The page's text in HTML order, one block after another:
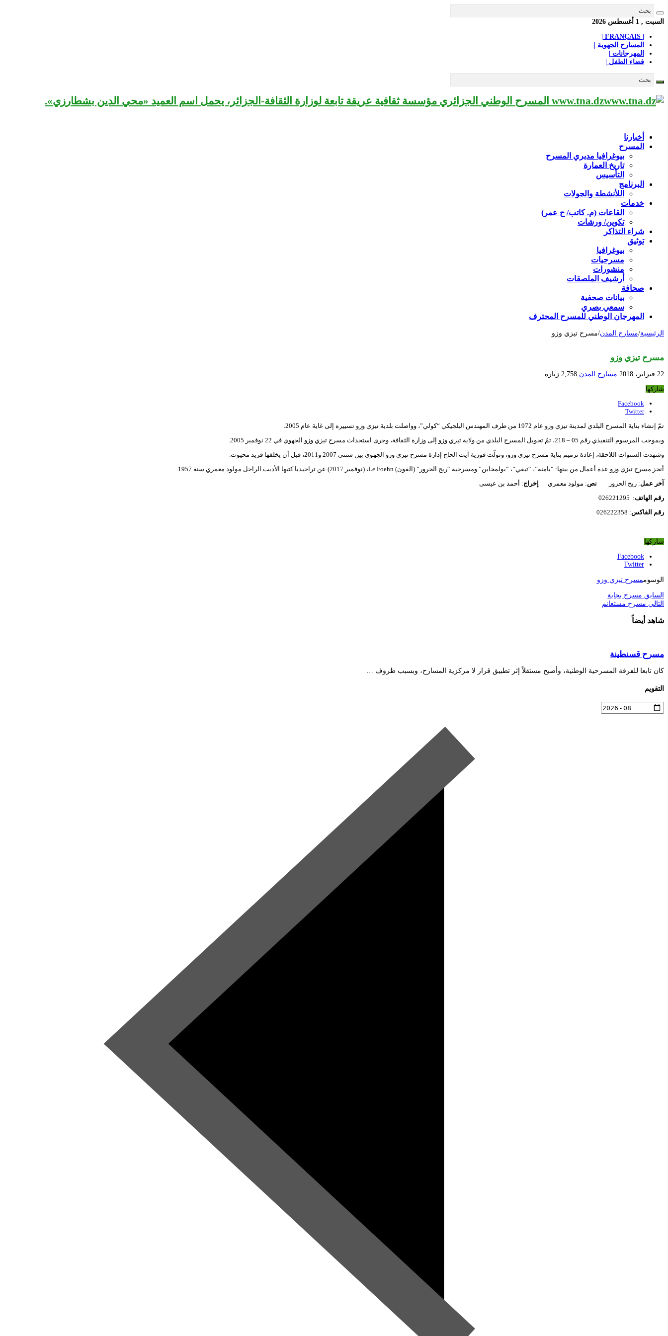
السبت , 1 أغسطس 2026
المسارح الجهوية |
المهرجانات |
فضاء الطفل |
www.tna.dz المسرح الوطني الجزائري مؤسسة ثقافية عريقة تابعة لوزارة الثقافة-الجزائر، يحمل اسم العميد «محي الدين بشطارزي».
أخبارنا
المسرح
بيوغرافيا مديري المسرح
تاريخ العمارة
التأسيس
البرنامج
اللأنشطة والجولات
خدمات
القاعات (م. كاتب/ ح عمر)
تكوين/ ورشات
شراء التذاكر
توثيق
بيوغرافيا
مسرحيات
منشورات
أرشيف الملصقات
صحافة
بيانات صحفية
سمعي بصري
المهرجان الوطني للمسرح المحترف
الرئيسية/مسارح المدن/مسرح تيزي وزو
مسرح تيزي وزو
22 فبراير، 2018 مسارح المدن 2,758 زيارة
شاركها
Facebook
Twitter
تمّ إنشاء بناية المسرح البلدي لمدينة تيزي وزو عام 1972 من طرف المهندس البلجيكي “كولي”، وواصلت بلدية تيزي وزو تسييره إلى غاية عام 2005.
وبموجب المرسوم التنفيذي رقم 05 – 218، تمّ تحويل المسرح البلدي من ولاية تيزي وزو إلى وزارة الثقافة، وجرى استحداث مسرح تيزي وزو الجهوي في 22 نوفمبر 2005.
وشهدت السنوات اللاحقة، إعادة ترميم بناية مسرح تيزي وزو، وتولّت فوزية آيت الحاج إدارة مسرح تيزي وزو الجهوي بين سنتي 2007 و2011، قبل أن يخلفها فريد محيوت.
أنجز مسرح تيزي وزو عدة أعمال من بينها: “يامنة”، “تيفي”، “بولمحاين” ومسرحية “ريح الحرور” (الفون) Le Foehn، (نوفمبر 2017) عن تراجيديا كتبها الأديب الراحل مولود معمري سنة 1957.
آخر عمل: ريح الحرور نص: مولود معمري إخراج: أحمد بن عيسى
رقم الهاتف: 026221295
رقم الفاكس: 026222358
شاركها
Facebook
Twitter
الوسوممسرح تيزي وزو
السابق مسرح بجاية
التالي مسرح مستغانم
شاهد أيضاً
مسرح قسنطينة
كان تابعا للفرقة المسرحية الوطنية، وأصبح مستقلاً إثر تطبيق قرار لا مركزية المسارح، وبسبب ظروف …
التقويم